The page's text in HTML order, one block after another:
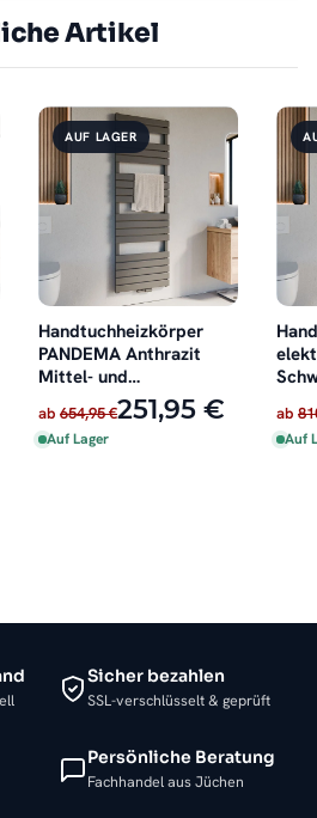
Artikel
AUF LAGER
Handtuchheizkörper
PANDEMA Anthrazit
Mittel- und
Seitenanschluss
ab 654,95 €251,95 €
Auf Lager
ab
Auf
Sicher bezahlen
SSL-verschlüsselt & geprüft
Persönliche Beratung
Fachhandel aus Jüchen